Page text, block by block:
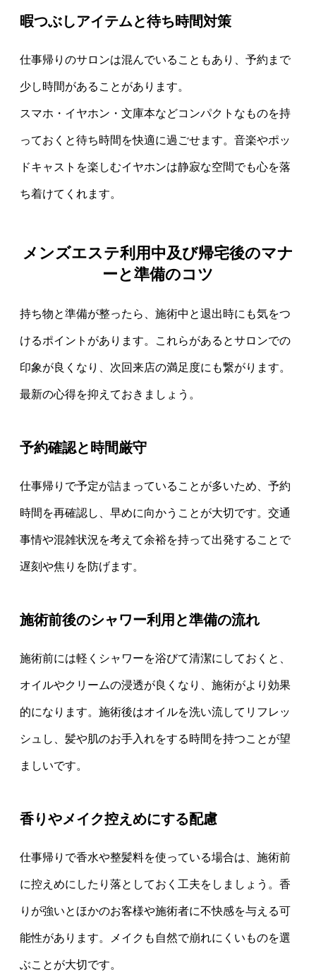
暇つぶしアイテムと待ち時間対策
仕事帰りのサロンは混んでいることもあり、予約まで
少し時間があることがあります。
スマホ・イヤホン・文庫本などコンパクトなものを持
っておくと待ち時間を快適に過ごせます。音楽やポッ
ドキャストを楽しむイヤホンは静寂な空間でも心を落
ち着けてくれます。
メンズエステ利用中及び帰宅後のマナ
ーと準備のコツ
持ち物と準備が整ったら、施術中と退出時にも気をつ
けるポイントがあります。これらがあるとサロンでの
印象が良くなり、次回来店の満足度にも繋がります。
最新の心得を抑えておきましょう。
予約確認と時間厳守
仕事帰りで予定が詰まっていることが多いため、予約
時間を再確認し、早めに向かうことが大切です。交通
事情や混雑状況を考えて余裕を持って出発することで
遅刻や焦りを防げます。
施術前後のシャワー利用と準備の流れ
施術前には軽くシャワーを浴びて清潔にしておくと、
オイルやクリームの浸透が良くなり、施術がより効果
的になります。施術後はオイルを洗い流してリフレッ
シュし、髪や肌のお手入れをする時間を持つことが望
ましいです。
香りやメイク控えめにする配慮
仕事帰りで香水や整髪料を使っている場合は、施術前
に控えめにしたり落としておく工夫をしましょう。香
りが強いとほかのお客様や施術者に不快感を与える可
能性があります。メイクも自然で崩れにくいものを選
ぶことが大切です。